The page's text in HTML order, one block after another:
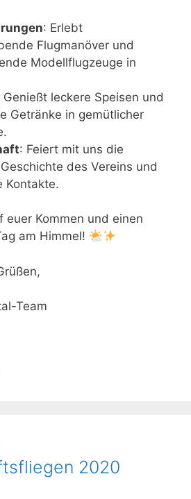
: Erlebt
Flugmanöver und
Modellflugzeuge in
Genießt leckere Speisen und
Getränke in gemütlicher
: Feiert mit uns die
des Vereins und
Kontakte.
euer Kommen und einen
am Himmel!
Team
2020